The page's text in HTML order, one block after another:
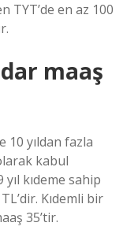
TYT’de en az 100
maaş
10 yıldan fazla
kabul
kıdeme sahip
Kıdemli bir
35’tir.